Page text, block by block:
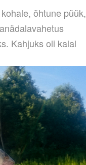
õhtune püük,
Kahjuks oli kalal